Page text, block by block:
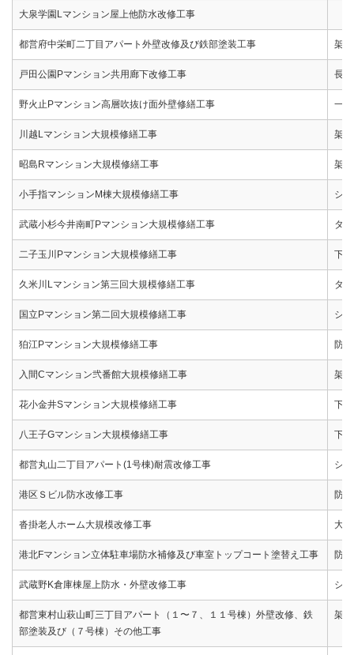
大泉学園Lマンション屋上他防水改修工事
都営府中栄町二丁目アパート外壁改修及び鉄部塗装工事 架
戸田公園Pマンション共用廊下改修工事 長尺
野火止Pマンション高層吹抜け面外壁修繕工事 一括
川越Lマンション大規模修繕工事 架
昭島Rマンション大規模修繕工事 架
小手指マンションM棟大規模修繕工事 シ
武蔵小杉今井南町Pマンション大規模修繕工事 タ
二子玉川Pマンション大規模修繕工事 下
久米川Lマンション第三回大規模修繕工事 タ
国立Pマンション第二回大規模修繕工事 シ
狛江Pマンション大規模修繕工事 防
入間Cマンション弐番館大規模修繕工事 架
花小金井Sマンション大規模修繕工事 下
八王子Gマンション大規模修繕工事 下
都営丸山二丁目アパート(1号棟)耐震改修工事 シ
港区Ｓビル防水改修工事 防
沓掛老人ホーム大規模改修工事 大
港北Fマンション立体駐車場防水補修及び車室トップコート塗替え工事 防
武蔵野K倉庫棟屋上防水・外壁改修工事 シ
都営東村山萩山町三丁目アパート（１〜７、１１号棟）外壁改修、鉄
部塗装及び（７号棟）その他工事
架